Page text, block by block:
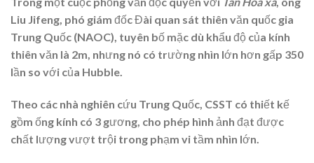
Liu Jifeng, phó giám đốc Đài quan sát thiên văn quốc gia
Trung Quốc (NAOC), tuyên bố mặc dù khẩu độ của kính
thiên văn là 2m, nhưng nó có trường nhìn lớn hơn gấp 350
lần so với của Hubble.
Theo các nhà nghiên cứu Trung Quốc, CSST có thiết kế
gồm ống kính có 3 gương, cho phép hình ảnh đạt được
chất lượng vượt trội trong phạm vi tầm nhìn lớn.